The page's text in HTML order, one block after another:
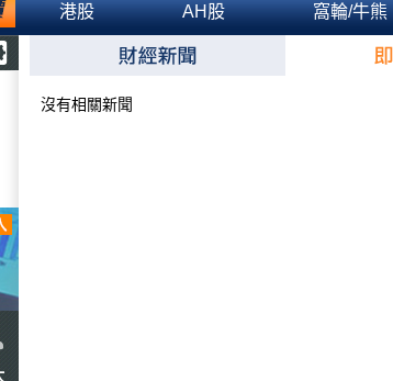
港股 AH股 窩輪/牛熊
沒有相關新聞